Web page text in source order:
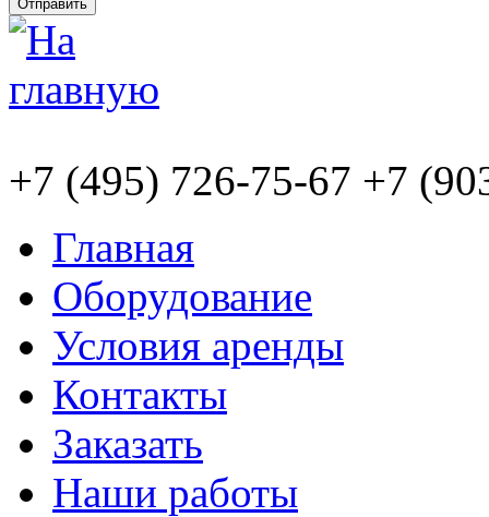
+7 (495) 726-75-67 +7
Главная
Оборудование
Условия аренды
Контакты
Заказать
Наши работы